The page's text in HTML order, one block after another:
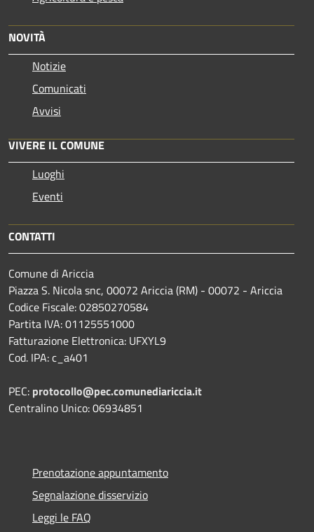
NOVITÀ
Notizie
Comunicati
Avvisi
VIVERE IL COMUNE
Luoghi
Eventi
CONTATTI
Comune di Ariccia
Piazza S. Nicola snc, 00072 Ariccia (RM) - 00072 - Ariccia
Codice Fiscale: 02850270584
Partita IVA: 01125551000
Fatturazione Elettronica: UFXYL9
Cod. IPA: c_a401
PEC: protocollo@pec.comunediariccia.it
Centralino Unico: 06934851
Prenotazione appuntamento
Segnalazione disservizio
Leggi le FAQ